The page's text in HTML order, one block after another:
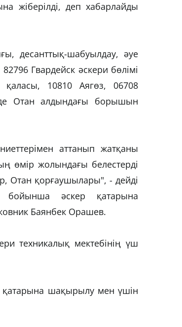
жіберілді, деп хабарлайды
десанттық-шабуылдау, әуе
Гвардейск әскери бөлімі
10810 Аягөз, 06708
Отан алдындағы борышын
аттанып жатқаны
өмір жолындағы белестерді
Отан қорғаушылары", - дейді
бойынша әскер қатарына
Баянбек Орашев.
техникалық мектебінің үш
қатарына шақырылу мен үшін